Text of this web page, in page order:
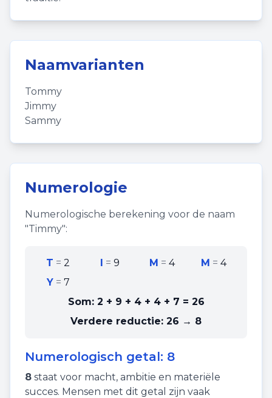
Naamvarianten
Tommy
Jimmy
Sammy
Numerologie
Numerologische berekening voor de naam
"Timmy":
T =2 I =9 M = 4 M =4
Y= 7
Som: 2 + 9 + 4 + 4 + 7 = 26
Verdere reductie: 26 → 8
Numerologisch getal: 8
8 staat voor macht, ambitie en materiële
succes. Mensen met dit getal zijn vaak